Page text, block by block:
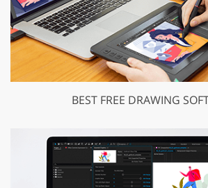
BEST FREE DRAWING